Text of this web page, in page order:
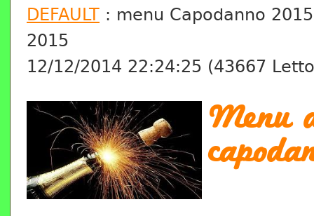
DEFAULT : menu Capodanno
2015
12/12/2014 22:24:25 (43667 Letto
Menu